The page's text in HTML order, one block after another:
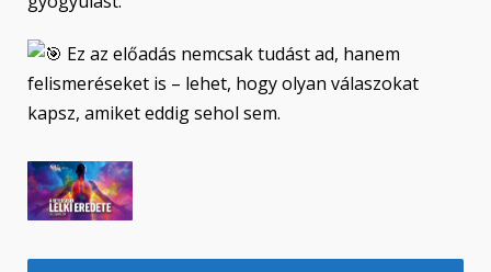
Ez az előadás nemcsak tudást ad, hanem
felismeréseket is – lehet, hogy olyan válaszokat
kapsz, amiket eddig sehol sem.